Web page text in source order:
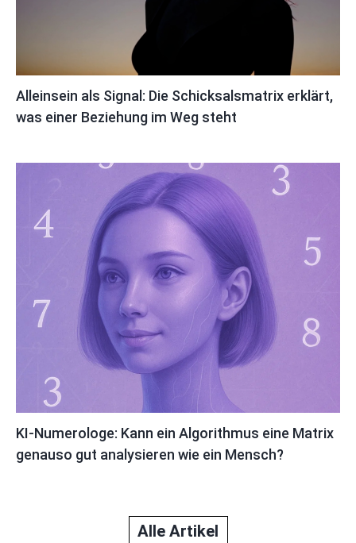
Alleinsein als Signal: Die Schicksalsmatrix erklärt,
was einer Beziehung im Weg steht
KI-Numerologe: Kann ein Algorithmus eine Matrix
genauso gut analysieren wie ein Mensch?
Alle Artikel